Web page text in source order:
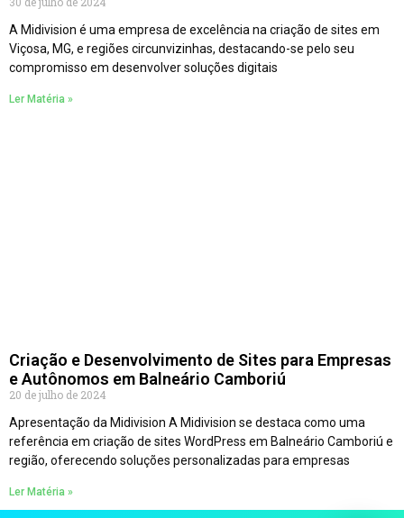
A Midivision é uma empresa de excelência na criação de sites em
Viçosa, MG, e regiões circunvizinhas, destacando-se pelo seu
compromisso em desenvolver soluções digitais
Ler Matéria »
Criação e Desenvolvimento de Sites para Empresas
e Autônomos em Balneário Camboriú
20 de julho de 2024
Apresentação da Midivision A Midivision se destaca como uma
referência em criação de sites WordPress em Balneário Camboriú e
região, oferecendo soluções personalizadas para empresas
Ler Matéria »